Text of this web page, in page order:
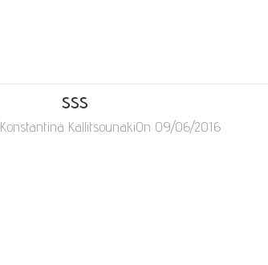
sss
Konstantina KallitsounakiOn 09/06/2016